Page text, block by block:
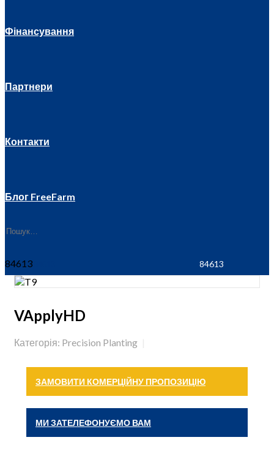
Фінансування
Партнери
Контакти
Блог FreeFarm
84613
VApplyHD
Категорія: Precision Planting
ЗАМОВИТИ КОМЕРЦІЙНУ ПРОПОЗИЦІЮ
МИ ЗАТЕЛЕФОНУЄМО ВАМ